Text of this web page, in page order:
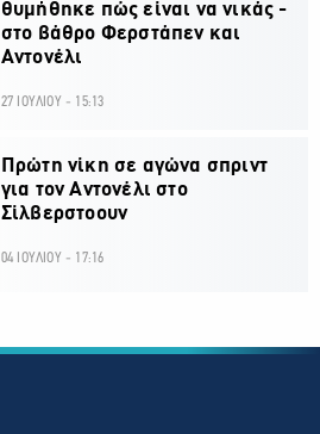
θυμήθηκε πώς είναι να νικάς -
στο βάθρο Φερστάπεν και
Αντονέλι
27 ΙΟΥΛΙΟΥ - 15:13
Πρώτη νίκη σε αγώνα σπριντ
για τον Αντονέλι στο
Σίλβερστοουν
04 ΙΟΥΛΙΟΥ - 17:16